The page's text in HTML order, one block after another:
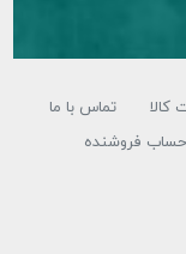
تماس با ما
فروشنده
واتس